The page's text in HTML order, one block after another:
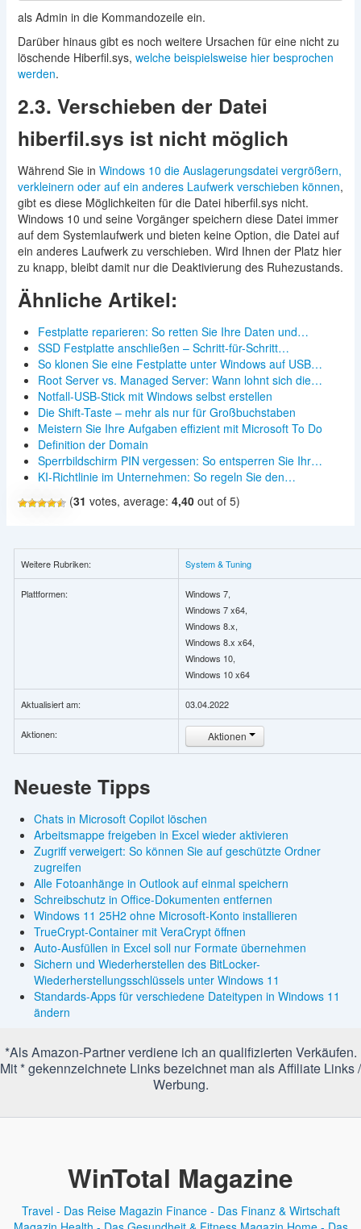
als Admin in die Kommandozeile ein.
Darüber hinaus gibt es noch weitere Ursachen für eine nicht zu
löschende Hiberfil.sys, welche beispielsweise hier besprochen
werden.
2.3. Verschieben der Datei
hiberfil.sys ist nicht möglich
Während Sie in Windows 10 die Auslagerungsdatei vergrößern,
verkleinern oder auf ein anderes Laufwerk verschieben können,
gibt es diese Möglichkeiten für die Datei hiberfil.sys nicht.
Windows 10 und seine Vorgänger speichern diese Datei immer
auf dem Systemlaufwerk und bieten keine Option, die Datei auf
ein anderes Laufwerk zu verschieben. Wird Ihnen der Platz hier
zu knapp, bleibt damit nur die Deaktivierung des Ruhezustands.
Ähnliche Artikel:
Festplatte reparieren: So retten Sie Ihre Daten und…
SSD Festplatte anschließen – Schritt-für-Schritt…
So klonen Sie eine Festplatte unter Windows auf USB…
Root Server vs. Managed Server: Wann lohnt sich die…
Notfall-USB-Stick mit Windows selbst erstellen
Die Shift-Taste – mehr als nur für Großbuchstaben
Meistern Sie Ihre Aufgaben effizient mit Microsoft To Do
Definition der Domain
Sperrbildschirm PIN vergessen: So entsperren Sie Ihr…
KI-Richtlinie im Unternehmen: So regeln Sie den…
(31 votes, average: 4,40out of 5)
Weitere Rubriken: System & Tuning
Plattformen:
Windows 7,
Windows 7 x64,
Windows 8.x,
Windows 8.x x64,
Windows 10,
Windows 10 x64
Aktualisiert am: 03.04.2022
Aktionen: Aktionen
Neueste Tipps
Chats in Microsoft Copilot löschen
Arbeitsmappe freigeben in Excel wieder aktivieren
Zugriff verweigert: So können Sie auf geschützte Ordner
zugreifen
Alle Fotoanhänge in Outlook auf einmal speichern
Schreibschutz in Office-Dokumenten entfernen
Windows 11 25H2 ohne Microsoft-Konto installieren
TrueCrypt-Container mit VeraCrypt öffnen
Auto-Ausfüllen in Excel soll nur Formate übernehmen
Sichern und Wiederherstellen des BitLocker-
Wiederherstellungsschlüssels unter Windows 11
Standards-Apps für verschiedene Dateitypen in Windows 11
ändern
*Als Amazon-Partner verdiene ich an qualifizierten Verkäufen.
Mit * gekennzeichnete Links bezeichnet man als Affiliate Links /
Werbung.
WinTotal Magazine
Travel - Das Reise Magazin Finance - Das Finanz & Wirtschaft